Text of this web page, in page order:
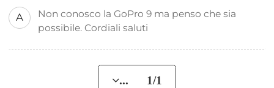
A
Non conosco la GoPro 9 ma penso che sia
possibile. Cordiali saluti
... 1/1